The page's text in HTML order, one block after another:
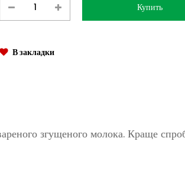
В закладки
згущеного молока. Краще